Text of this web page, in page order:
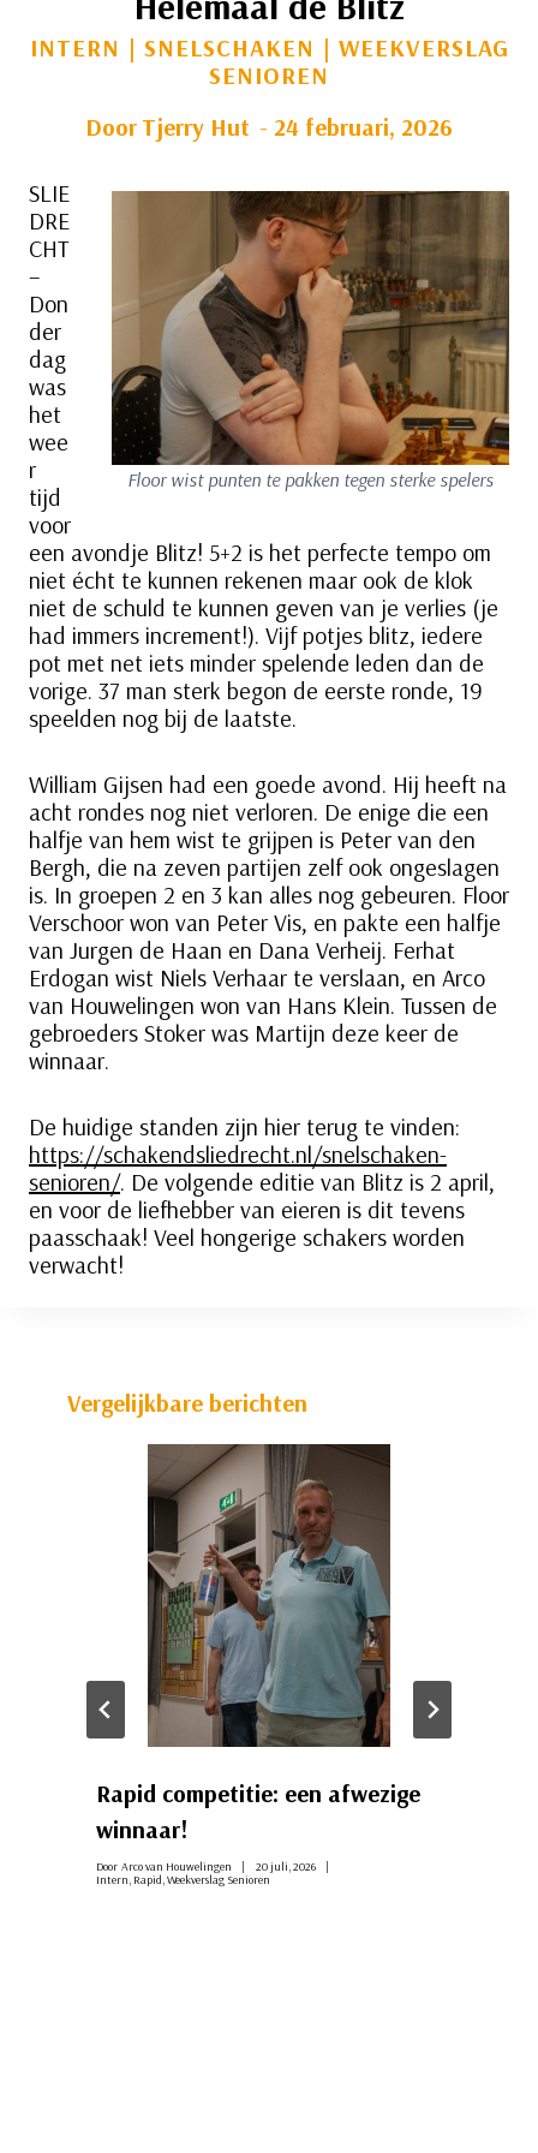
INTERN | SNELSCHAKEN | WEEKVERSLAG
SENIOREN
Door Tjerry Hut 24 februari, 2026
Floor wist punten te pakken tegen sterke spelers
SLIE
DRE
CHT
–
Don
der
dag
was
het
wee
r
tijd
voor
een avondje Blitz! 5+2 is het perfecte tempo om
niet écht te kunnen rekenen maar ook de klok
niet de schuld te kunnen geven van je verlies (je
had immers increment!). Vijf potjes blitz, iedere
pot met net iets minder spelende leden dan de
vorige. 37 man sterk begon de eerste ronde, 19
speelden nog bij de laatste.
William Gijsen had een goede avond. Hij heeft na
acht rondes nog niet verloren. De enige die een
halfje van hem wist te grijpen is Peter van den
Bergh, die na zeven partijen zelf ook ongeslagen
is. In groepen 2 en 3 kan alles nog gebeuren. Floor
Verschoor won van Peter Vis, en pakte een halfje
van Jurgen de Haan en Dana Verheij. Ferhat
Erdogan wist Niels Verhaar te verslaan, en Arco
van Houwelingen won van Hans Klein. Tussen de
gebroeders Stoker was Martijn deze keer de
winnaar.
De huidige standen zijn hier terug te vinden:
https://schakendsliedrecht.nl/snelschaken-
senioren/. De volgende editie van Blitz is 2 april,
en voor de liefhebber van eieren is dit tevens
paasschaak! Veel hongerige schakers worden
verwacht!
Vergelijkbare berichten
Rapid competitie: een afwezige
winnaar!
Door Arco van Houwelingen
20 juli, 2026
Intern, Rapid,Weekverslag Senioren